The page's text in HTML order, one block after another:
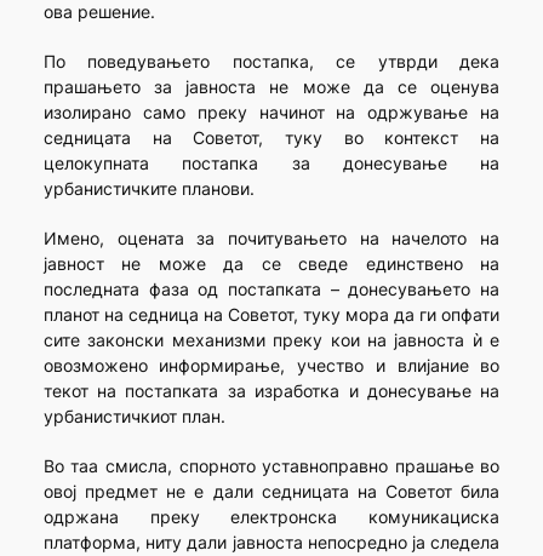
ова решение.
По поведувањето постапка, се утврди дека
прашањето за јавноста не може да се оценува
изолирано само преку начинот на одржување на
седницата на Советот, туку во контекст на
целокупната постапка за донесување на
урбанистичките планови.
Имено, оцената за почитувањето на начелото на
јавност не може да се сведе единствено на
последната фаза од постапката – донесувањето на
планот на седница на Советот, туку мора да ги опфати
сите законски механизми преку кои на јавноста ѝ е
овозможено информирање, учество и влијание во
текот на постапката за изработка и донесување на
урбанистичкиот план.
Во таа смисла, спорното уставноправно прашање во
овој предмет не е дали седницата на Советот била
одржана преку електронска комуникациска
платформа, ниту дали јавноста непосредно ја следела